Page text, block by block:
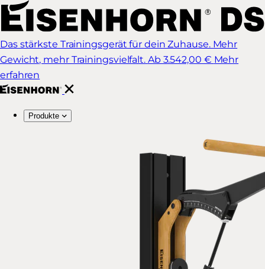
Das stärkste Trainingsgerät für dein Zuhause. Mehr
Gewicht, mehr Trainingsvielfalt. Ab 3.542,00 € Mehr
erfahren
Produkte